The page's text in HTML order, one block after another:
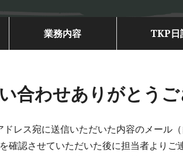
業務内容 TKP日
合わせありがとう
レス宛に送信いただいた内容のメール
確認させていただいた後に担当者よりご